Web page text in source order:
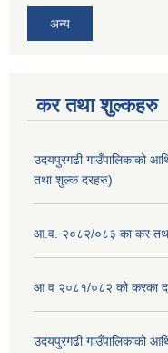
अन्य
कर तथा शुल्कहरु
उदयपुरगढी गाउँपालिकाको
तथा शुल्क दरहरु)
आ.व. २०८२/०८३ का कर
आ व २०८१/०८२ को करका
उदयपुरगढी गाउँपालिकाको